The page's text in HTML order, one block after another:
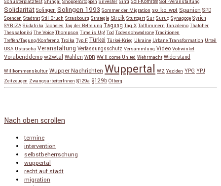
Schusterplatzfest Shingal ShoppenStoppen Silvester Sinti Soli-Komitee Soli-Veranstaltung
Solidarität Solingen Solingen 1993 Sommer der Migration so_ko_wpt Spanien SPD
Spenden Stadtrat Stil-Bruch Strasbourg Strategie Streik Stuttgart Sur Suruç Synagoge Syrien
SYRIZA Südafrika Tacheles Tag der Befreiung Tagung Tag X Talflimmern Tanzdemo Thatcher
Thessaloniki The Voice Thompson Time is Up! Tod Todesschwadrone Traditionen
Treffen/Tagung/Konferenz Troika Typ F Türkei Türkei-Krieg Ukraine Urbane Transformation Urteil
USA Ustascha Veranstaltung Verfassungsschutz Versammlung Video Vohwinkel
Vorabenddemo w2wtal Wahlen WDR We'll come United Wehrmacht Widerstand
Willkommenskultur Wupper Nachrichten Wuppertal WZ Yeziden YPG YPJ
Zeitzeugen ZwangsarbeiterInnen §129a §129b Ölberg
Nach oben scrollen
termine
intervention
selbstbeherrschung
wuppertal
recht auf stadt
migration